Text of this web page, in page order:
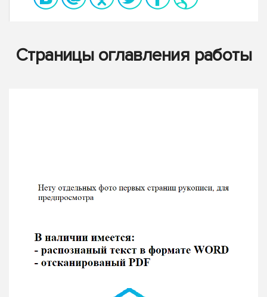
Страницы оглавления работы